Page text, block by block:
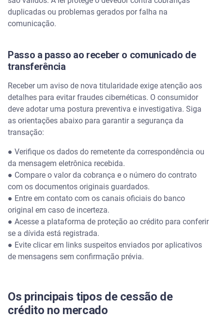
duplicadas ou problemas gerados por falha na
comunicação.
Passo a passo ao receber o comunicado de
transferência
Receber um aviso de nova titularidade exige atenção aos
detalhes para evitar fraudes cibernéticas. O consumidor
deve adotar uma postura preventiva e investigativa. Siga
as orientações abaixo para garantir a segurança da
transação:
● Verifique os dados do remetente da correspondência ou
da mensagem eletrônica recebida.
● Compare o valor da cobrança e o número do contrato
com os documentos originais guardados.
● Entre em contato com os canais oficiais do banco
original em caso de incerteza.
● Acesse a plataforma de proteção ao crédito para conferir
se a dívida está registrada.
● Evite clicar em links suspeitos enviados por aplicativos
de mensagens sem confirmação prévia.
Os principais tipos de cessão de
crédito no mercado